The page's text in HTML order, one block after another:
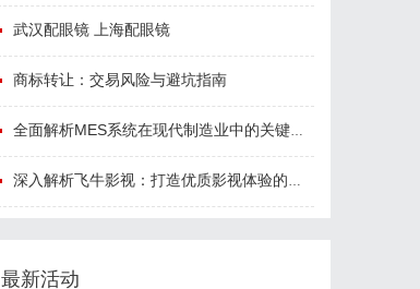
武汉配眼镜 上海配眼镜
商标转让：交易风险与避坑指南
全面解析MES系统在现代制造业中的关键作用与应用前景
深入解析飞牛影视：打造优质影视体验的先锋平台
最新活动